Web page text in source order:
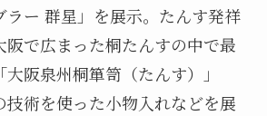
ラー 群星」を展示。たんす発祥
阪で広まった桐たんすの中で最
阪泉州桐箪笥（たんす）」
技術を使った小物入れなどを展